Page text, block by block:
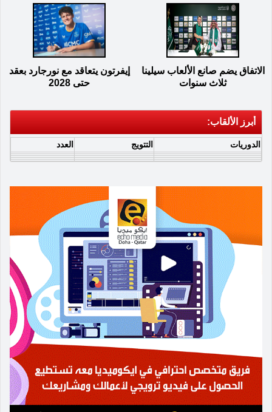
الاتفاق يضم صانع الألعاب سيلينا
ثلاث سنوات
إيفرتون يتعاقد مع نورجارد بعقد
حتى 2028
أبرز الألقاب:
الدوريات التتويج العدد